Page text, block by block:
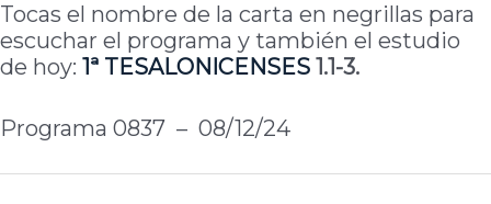
Tocas el nombre de la carta en negrillas para
escuchar el programa y también el estudio
de hoy: 1ª TESALONICENSES 1.1-3.
Programa 0837 – 08/12/24